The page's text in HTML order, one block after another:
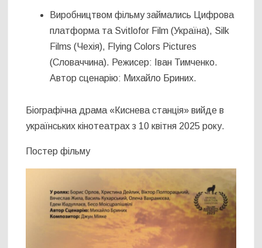
Виробництвом фільму займались Цифрова
платформа та Svitlofor Film (Україна), Silk
Films (Чехія), Flying Colors Pictures
(Словаччина). Режисер: Іван Тимченко.
Автор сценарію: Михайло Бриних.
Біографічна драма «Киснева станція» вийде в
українських кінотеатрах з 10 квітня 2025 року.
Постер фільму